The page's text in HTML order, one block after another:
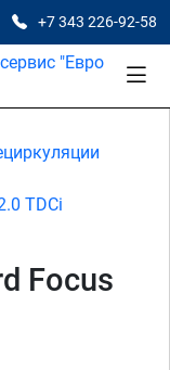
+7 343 226-92-58
TDCi
Focus